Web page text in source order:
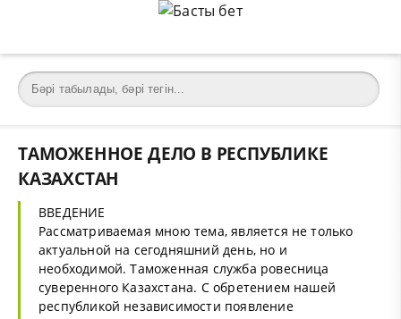
ТАМОЖЕННОЕ ДЕЛО В РЕСПУБЛИКЕ
КАЗАХСТАН
ВВЕДЕНИЕ
Рассматриваемая мною тема, является не только
актуальной на сегодняшний день, но и
необходимой. Таможенная служба ровесница
суверенного Казахстана. С обретением нашей
республикой независимости появление